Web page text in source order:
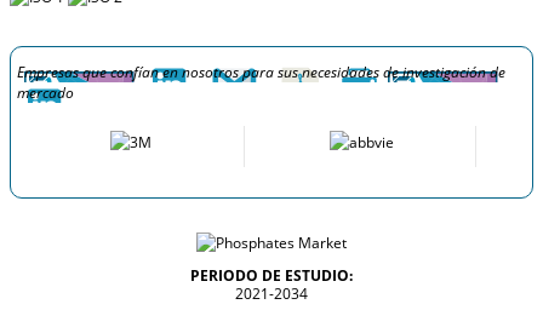
Empresas que confían en nosotros para sus necesidades de investigación de
mercado
PERIODO DE ESTUDIO:
2021-2034